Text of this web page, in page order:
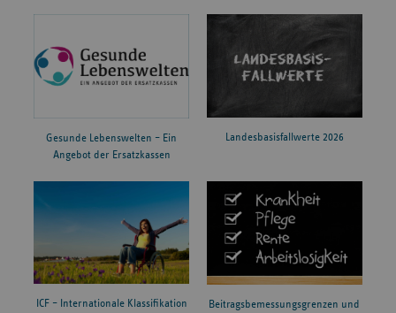
Gesunde Lebenswelten – Ein
Angebot der Ersatzkassen
Landesbasisfallwerte 2026
ICF – Internationale Klassifikation
Beitragsbemessungsgrenzen und